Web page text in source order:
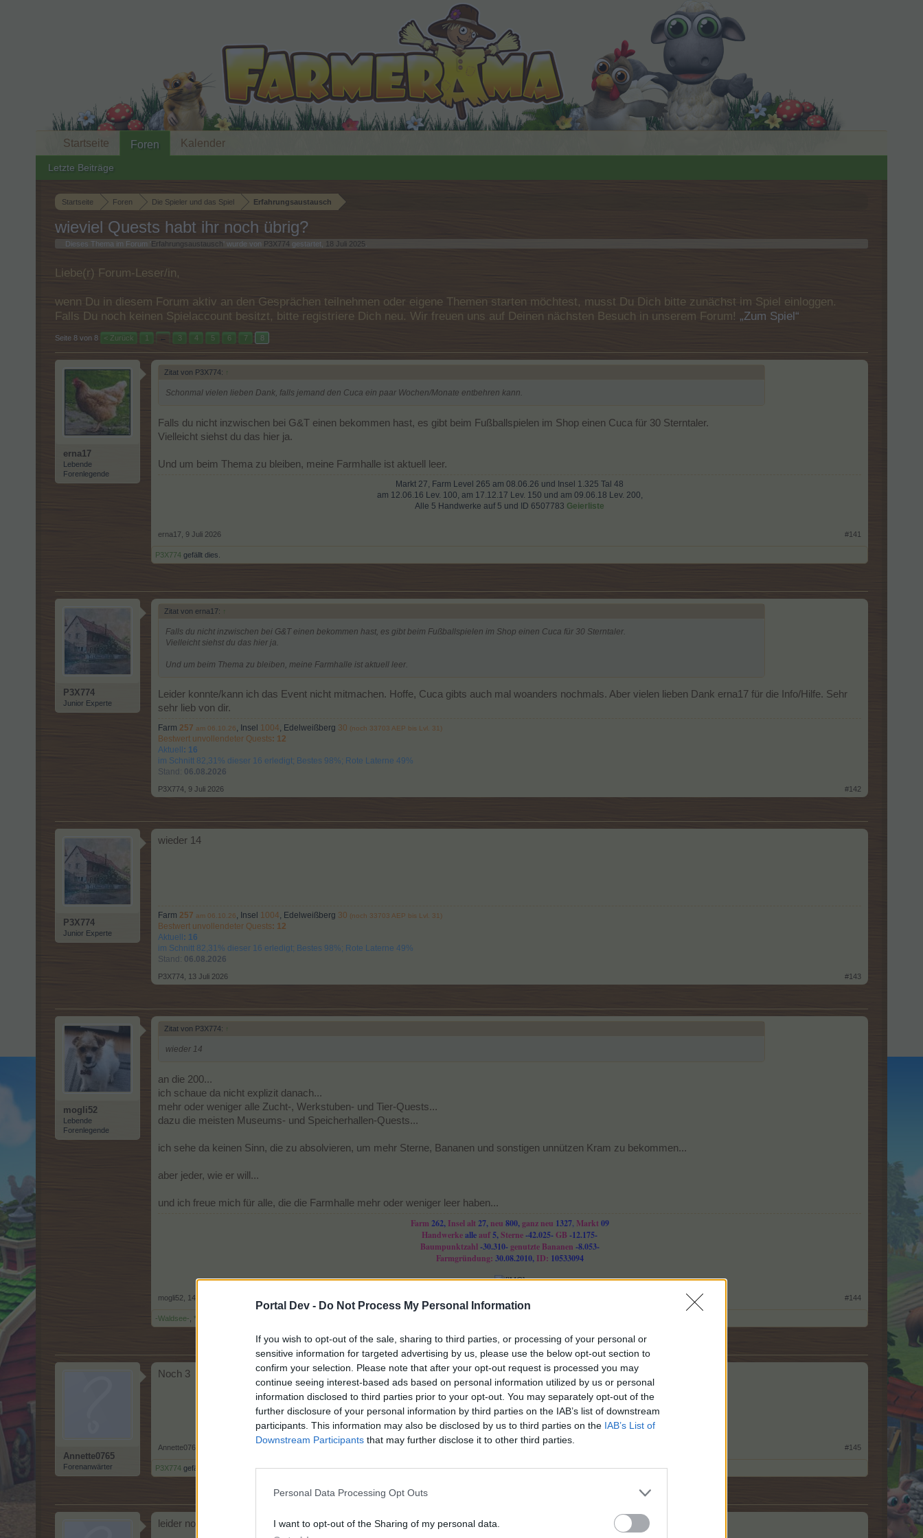
Portal Dev - Do Not Process My Personal Information
If you wish to opt-out of the sale, sharing to third parties, or processing of your personal or
sensitive information for targeted advertising by us, please use the below opt-out section to
confirm your selection. Please note that after your opt-out request is processed you may
continue seeing interest-based ads based on personal information utilized by us or personal
information disclosed to third parties prior to your opt-out. You may separately opt-out of the
further disclosure of your personal information by third parties on the IAB’s list of downstream
participants. This information may also be disclosed by us to third parties on the IAB’s List of
Downstream Participants that may further disclose it to other third parties.
Personal Data Processing Opt Outs
I want to opt-out of the Sharing of my personal data.
Startseite Foren Die Spieler und das Spiel Erfahrungsaustausch
wieviel Quests habt ihr noch übrig?
Dieses Thema im Forum ' Erfahrungsaustausch ' wurde von P3X774 gestartet, 18 Juli 2025
Liebe(r) Forum-Leser/in,
wenn Du in diesem Forum aktiv an den Gesprächen teilnehmen oder eigene Themen starten möchtest, musst Du Dich bitte zunächst im Spiel einloggen.
Falls Du noch keinen Spielaccount besitzt, bitte registriere Dich neu. Wir freuen uns auf Deinen nächsten Besuch in unserem Forum! „Zum Spiel“
Seite 8 von 8 < Zurück 1 ← 3 4 5 6 7 8
erna17
Lebende
Forenlegende
Zitat von P3X774: ↑
Schonmal vielen lieben Dank, falls jemand den Cuca ein paar Wochen/Monate entbehren kann.
Falls du nicht inzwischen bei G&T einen bekommen hast, es gibt beim Fußballspielen im Shop einen Cuca für 30 Sterntaler.
Vielleicht siehst du das hier ja.
Und um beim Thema zu bleiben, meine Farmhalle ist aktuell leer.
Markt 27, Farm Level 265 am 08.06.26 und Insel 1.325 Tal 48
am 12.06.16 Lev. 100, am 17.12.17 Lev. 150 und am 09.06.18 Lev. 200,
Alle 5 Handwerke auf 5 und ID 6507783 Geierliste
erna17 9 Juli 2026 #141
P3X774 gefällt dies.
P3X774
Junior Experte
Zitat von erna17: ↑
Falls du nicht inzwischen bei G&T einen bekommen hast, es gibt beim Fußballspielen im Shop einen Cuca für 30 Sterntaler.
Vielleicht siehst du das hier ja.
Und um beim Thema zu bleiben, meine Farmhalle ist aktuell leer.
Leider konnte/kann ich das Event nicht mitmachen. Hoffe, Cuca gibts auch mal woanders nochmals. Aber vielen lieben Dank erna17 für die Info/Hilfe. Sehr
sehr lieb von dir.
Farm 257 am 06.10.26, Insel 1004, Edelweißberg 30 (noch 33703 AEP bis Lvl. 31)
Bestwert unvollendeter Quests: 12
Aktuell : 16
im Schnitt 82,31% dieser 16 erledigt; Bestes 98%; Rote Laterne 49%
Stand: 06.08.2026
P3X774 9 Juli 2026 #142
P3X774
Junior Experte
wieder 14
Farm 257 am 06.10.26, Insel 1004, Edelweißberg 30 (noch 33703 AEP bis Lvl. 31)
Bestwert unvollendeter Quests: 12
Aktuell : 16
im Schnitt 82,31% dieser 16 erledigt; Bestes 98%; Rote Laterne 49%
Stand: 06.08.2026
P3X774 13 Juli 2026 #143
mogli52
Lebende
Forenlegende
Zitat von P3X774: ↑
wieder 14
an die 200...
ich schaue da nicht explizit danach...
mehr oder weniger alle Zucht-, Werkstuben- und Tier-Quests...
dazu die meisten Museums- und Speicherhallen-Quests...
ich sehe da keinen Sinn, die zu absolvieren, um mehr Sterne, Bananen und sonstigen unnützen Kram zu bekommen...
aber jeder, wie er will...
und ich freue mich für alle, die die Farmhalle mehr oder weniger leer haben...
Farm 262, Insel alt 27,neu 800, ganz neu 1327,Markt 09
Handwerkealleauf5,Sterne-42.025-GB -12.175-
Baumpunktzahl-30.310-genutzte Bananen -8.053-
Farmgründung: 30.08.2010, ID: 10533094
mogli52 14 Juli 2026 #144
-Waldsee- *schlumpf007*
Annette0765
Forenanwärter
Noch 3
Annette0765 #145
P3X774 gefällt dies.
leider noch 31 :-(
Startseite Foren
Letzte Beiträge
Kalender